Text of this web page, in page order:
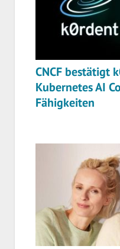
CNCF bestätigt
Kubernetes AI
Fähigkeiten